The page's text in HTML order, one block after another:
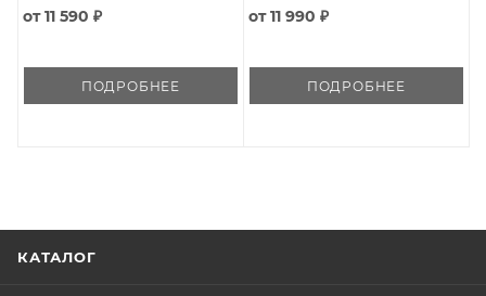
от11 590 ₽
ПОДРОБНЕЕ
от11 990 ₽
ПОДРОБНЕЕ
КАТАЛОГ